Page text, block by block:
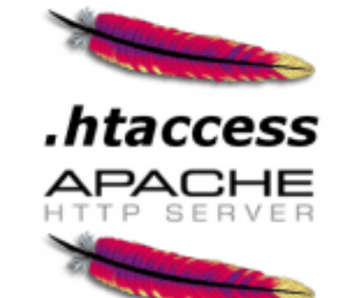
Utilidades do arquivo .htaccess
01 de dezembro de 2016 6 min de leitura